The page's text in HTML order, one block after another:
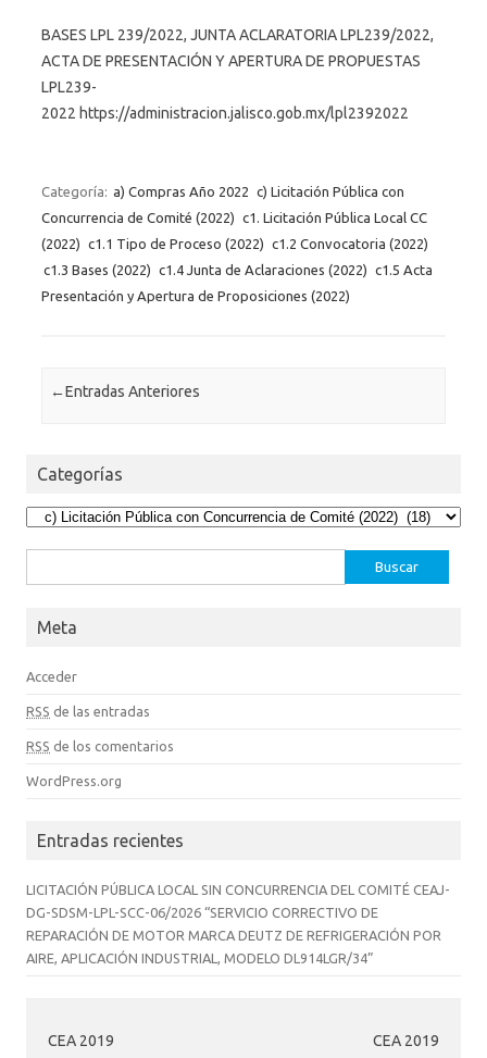
BASES LPL 239/2022, JUNTA ACLARATORIA LPL239/2022,
ACTA DE PRESENTACIÓN Y APERTURA DE PROPUESTAS
LPL239-
2022 https://administracion.jalisco.gob.mx/lpl2392022
Categoría: a) Compras Año 2022 c) Licitación Pública con
Concurrencia de Comité (2022) c1. Licitación Pública Local CC
(2022) c1.1 Tipo de Proceso (2022) c1.2 Convocatoria (2022)
c1.3 Bases (2022) c1.4 Junta de Aclaraciones (2022) c1.5 Acta
Presentación y Apertura de Proposiciones (2022)
Post navigation
←Entradas Anteriores
Categorías
Categorías
Meta
Acceder
RSS de las entradas
RSS de los comentarios
WordPress.org
Entradas recientes
LICITACIÓN PÚBLICA LOCAL SIN CONCURRENCIA DEL COMITÉ CEAJ-
DG-SDSM-LPL-SCC-06/2026 “SERVICIO CORRECTIVO DE
REPARACIÓN DE MOTOR MARCA DEUTZ DE REFRIGERACIÓN POR
AIRE, APLICACIÓN INDUSTRIAL, MODELO DL914LGR/34”
CEA 2019 CEA 2019